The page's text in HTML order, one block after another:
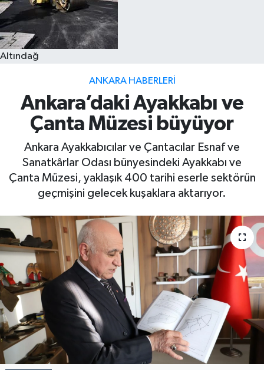
Altındağ
ANKARA HABERLERI
Ankara’daki Ayakkabı ve
Çanta Müzesi büyüyor
Ankara Ayakkabıcılar ve Çantacılar Esnaf ve
Sanatkârlar Odası bünyesindeki Ayakkabı ve
Çanta Müzesi, yaklaşık 400 tarihi eserle sektörün
geçmişini gelecek kuşaklara aktarıyor.